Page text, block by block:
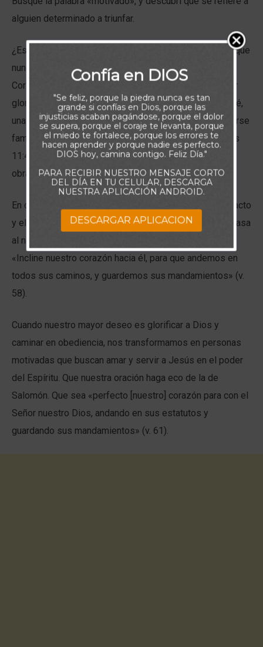
alguien determinado a triunfar.
¿Es bueno ser una persona motivada? Hay una prueba que
nunca falla: «hacedlo todo para la gloria de Dios» (1
Corintios 10:31). Muchas veces, obramos para alcanzar
gloria personal. Después del diluvio de la época de Noé,
unas personas decidieron construir una torre para hacerse
famosas y evitar ser esparcidas por el mundo (Génesis
11:4). Su motivación era incorrecta, porque no estaban
obrando para glorificar a Dios.
En cambio, cuando el rey Salomón dedicó el arca del pacto
y el templo recién edificado, declaró: «he edificado la casa
al nombre del Señor» (1 Reyes 8:20). Después, oró:
«Incline nuestro corazón hacia él, para que andemos en
todos sus caminos, y guardemos sus mandamientos» (v.
58).
Cuando nuestro mayor deseo es glorificar a Dios y
caminar en obediencia, nos transformamos en personas
motivadas que buscan amar y servir a Jesús en el poder
del Espíritu. Que nuestra oración haga eco de la de
Salomón. Que sea «perfecto [nuestro] corazón para con el
Señor nuestro Dios, andando en sus estatutos y
guardando sus mandamientos» (v. 61).
Confía en DIOS
"Se feliz, porque la piedra nunca es tan
grande si confías en Dios, porque las
injusticias acaban pagándose, porque el dolor
se supera, porque el coraje te levanta, porque
el miedo te fortalece, porque los errores te
hacen aprender y porque nadie es perfecto.
DIOS hoy, camina contigo. Feliz Día."
PARA RECIBIR NUESTRO MENSAJE CORTO
DEL DÍA EN TU CELULAR, DESCARGA
NUESTRA APLICACIÓN ANDROID.
DESCARGAR APLICACION